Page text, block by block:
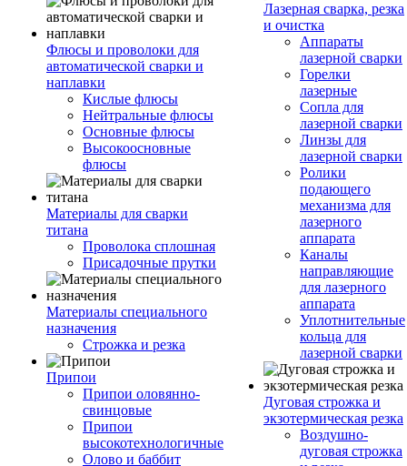
Флюсы и проволоки для
автоматической сварки и
наплавки
Кислые флюсы
Нейтральные флюсы
Основные флюсы
Высокоосновные
флюсы
Материалы для сварки
титана
Проволока сплошная
Присадочные прутки
Материалы специального
назначения
Строжка и резка
Припои
Припои оловянно-
свинцовые
Припои
высокотехнологичные
Олово и баббит
Лазерная сварка, резка
и очистка
Аппараты
лазерной сварки
Горелки
лазерные
Сопла для
лазерной сварки
Линзы для
лазерной сварки
Ролики
подающего
механизма для
лазерного
аппарата
Каналы
направляющие
для лазерного
аппарата
Уплотнительные
кольца для
лазерной сварки
Дуговая строжка и
экзотермическая резка
Воздушно-
дуговая строжка